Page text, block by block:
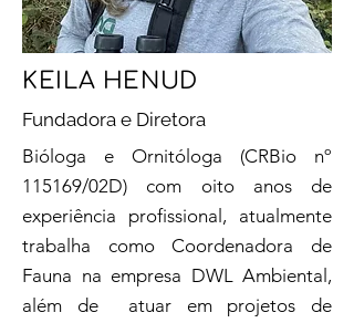
KEILA HENUD
Fundadora e Diretora
Bióloga e Ornitóloga (CRBio nº
115169/02D) com oito anos de
experiência profissional, atualmente
trabalha como Coordenadora de
Fauna na empresa DWL Ambiental,
além de atuar em projetos de